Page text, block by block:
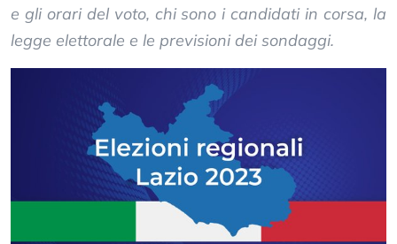
e gli orari del voto, chi sono i candidati in corsa, la
legge elettorale e le previsioni dei sondaggi.